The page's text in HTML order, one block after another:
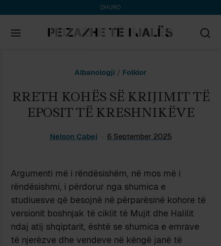
DHURO
Albanologji / Folklor
RRETH KOHËS SË KRIJIMIT TË
EPOSIT TË KRESHNIKËVE
Nelson Çabej 6 September 2025
Argumenti më i rëndësishëm, në mos më i
rëndësishmi, i përdorur nga shumica e
studiuesve që besojnë në përparësinë kohore të
versionit boshnjak të ciklit të Mujit dhe Halilit
ndaj atij shqiptarit, është se shumica e emrave
të njerëzve dhe vendeve në këngë janë të